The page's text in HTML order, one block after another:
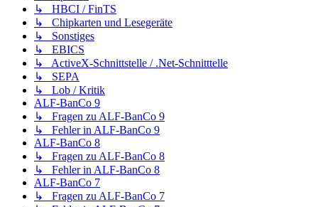
↳ HBCI / FinTS
↳ Chipkarten und Lesegeräte
↳ Sonstiges
↳ EBICS
↳ ActiveX-Schnittstelle / .Net-Schnitttelle
↳ SEPA
↳ Lob / Kritik
ALF-BanCo 9
↳ Fragen zu ALF-BanCo 9
↳ Fehler in ALF-BanCo 9
ALF-BanCo 8
↳ Fragen zu ALF-BanCo 8
↳ Fehler in ALF-BanCo 8
ALF-BanCo 7
↳ Fragen zu ALF-BanCo 7